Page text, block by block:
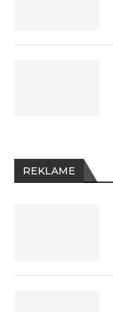
REKLAME